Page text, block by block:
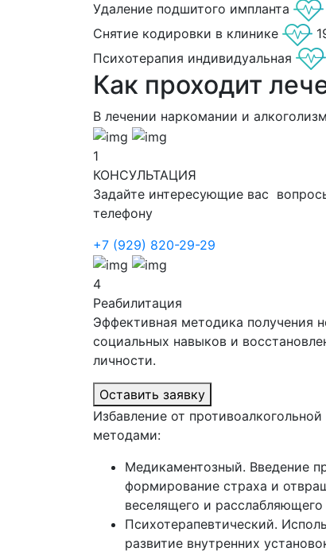
Удаление подшитого импланта
Снятие кодировки в клинике
Психотерапия индивидуальная
Как проходит
В лечении наркомании и
1
КОНСУЛЬТАЦИЯ
Задайте интересующие вас
телефону
+7 (929) 820-29-29
4
Реабилитация
Эффективная методика получения
социальных навыков и
личности.
Оставить заявку
Избавление от
методами:
Медикаментозный. Введение
формирование страха и
веселящего и расслабляющего
Психотерапевтический.
развитие внутренних